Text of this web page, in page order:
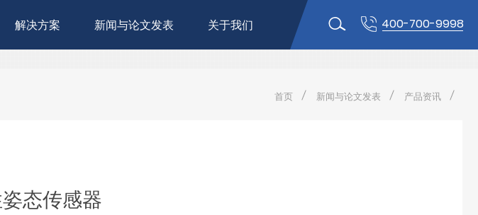
400-700-9998
解决方案 新闻与论文发表 关于我们
首页 新闻与论文发表 产品资讯
态传感器